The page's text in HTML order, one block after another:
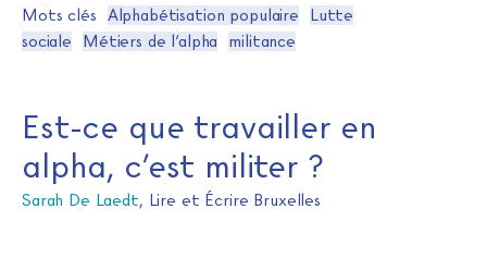
Mots clés Alphabétisation populaire
Lutte
sociale
Métiers de l’alpha militance
Est-ce que travailler en
alpha, c’est militer ?
Sarah De Laedt, Lire et Écrire Bruxelles